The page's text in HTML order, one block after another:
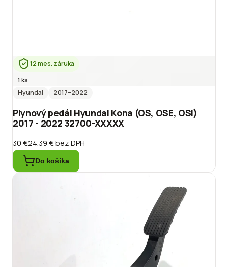
12 mes. záruka
1 ks
Hyundai
2017–2022
Plynový pedál Hyundai Kona (OS, OSE, OSI)
2017 - 2022 32700-XXXXX
30 €24.39 €bez DPH
Do košíka